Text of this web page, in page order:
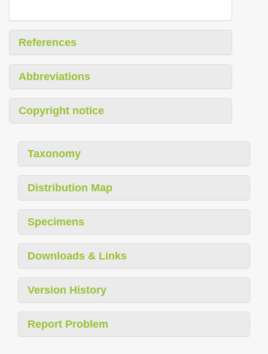
References
Abbreviations
Copyright notice
Taxonomy
Distribution Map
Specimens
Downloads & Links
Version History
Report Problem